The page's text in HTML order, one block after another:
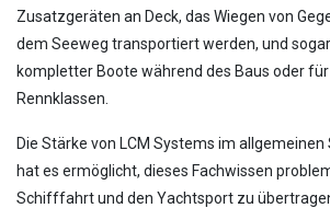
Zusatzgeräten an Deck, das Wiegen von
dem Seeweg transportiert werden, und
kompletter Boote während des Baus oder
Rennklassen.
Die Stärke von LCM Systems im
hat es ermöglicht, dieses Fachwissen
Schifffahrt und den Yachtsport zu